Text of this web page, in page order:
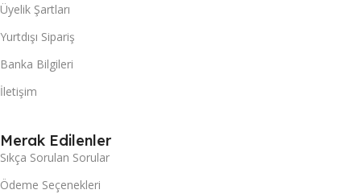
Üyelik Şartları
Yurtdışı Sipariş
Banka Bilgileri
İletişim
Merak Edilenler
Sıkça Sorulan Sorular
Ödeme Seçenekleri